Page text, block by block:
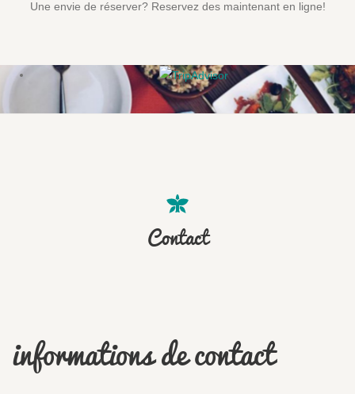
Une envie de réserver? Reservez des maintenant en ligne!
Contact
informations de contact